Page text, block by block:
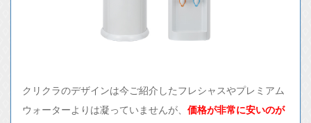
クリクラのデザインは今ご紹介したフレシャスやプレミアム
ウォーターよりは凝っていませんが、 価格が非常に安いのが